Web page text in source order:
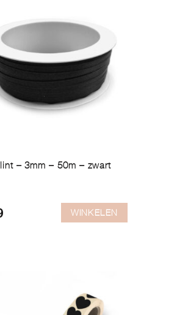
– 3mm – 50m – zwart
WINKELEN